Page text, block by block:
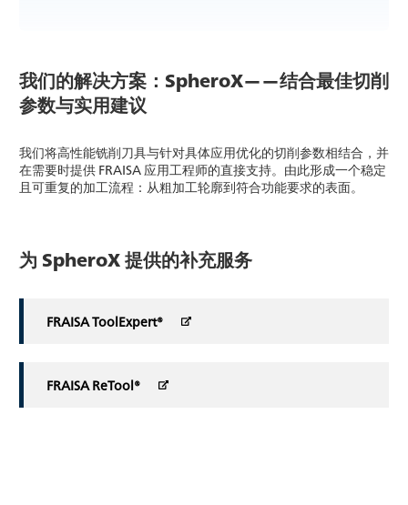
我们的解决方案：SpheroX——结合最佳切削
参数与实用建议
我们将高性能铣削刀具与针对具体应用优化的切削参数相结合，并
在需要时提供 FRAISA 应用工程师的直接支持。由此形成一个稳定
且可重复的加工流程：从粗加工轮廓到符合功能要求的表面。
为 SpheroX 提供的补充服务
FRAISA ToolExpert®
FRAISA ReTool®